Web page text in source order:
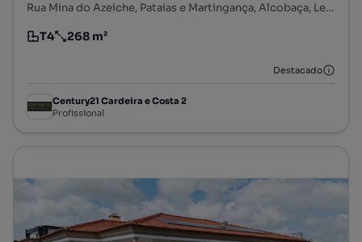
Rua Mina do Azeiche, Pataias e Martingança, Alcobaça, Leiria
Tipologia
T4
Preço por metro quadrado
268 m²
Destacado
Century21 Cardeira e Costa 2
Profissional